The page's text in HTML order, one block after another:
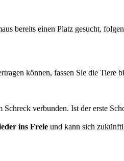
bereits einen Platz gesucht,
können, fassen Sie die Tiere
verbunden. Ist der erste
ins Freie und kann sich